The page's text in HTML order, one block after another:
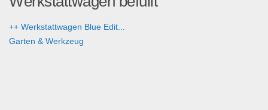
++ Werkstattwagen Blue Edit...
Garten & Werkzeug